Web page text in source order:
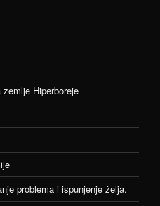
Hiperboreje
problema i ispunjenje želja.